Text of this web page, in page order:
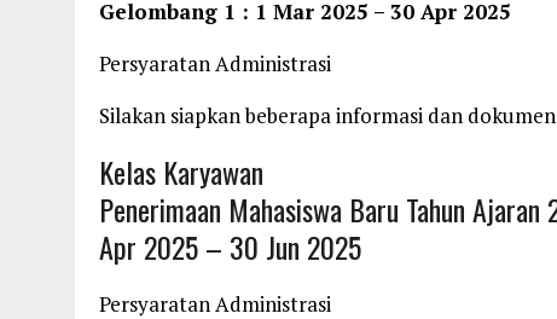
Gelombang 1 : 1 Mar 2025 – 30 Apr 2025
Persyaratan Administrasi
Silakan siapkan beberapa informasi dan
Kelas Karyawan
Penerimaan Mahasiswa Baru Tahun
Apr 2025 – 30 Jun 2025
Persyaratan Administrasi